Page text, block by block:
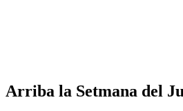
Arriba la Setmana del